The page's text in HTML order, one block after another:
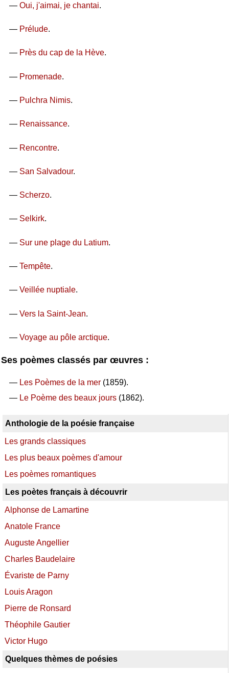
— Oui, j'aimai, je chantai.
— Prélude.
— Près du cap de la Hève.
— Promenade.
— Pulchra Nimis.
— Renaissance.
— Rencontre.
— San Salvadour.
— Scherzo.
— Selkirk.
— Sur une plage du Latium.
— Tempête.
— Veillée nuptiale.
— Vers la Saint-Jean.
— Voyage au pôle arctique.
Ses poèmes classés par œuvres :
— Les Poèmes de la mer(1859).
— Le Poème des beaux jours(1862).
Anthologie de la poésie française
Les grands classiques
Les plus beaux poèmes d'amour
Les poèmes romantiques
Les poètes français à découvrir
Alphonse de Lamartine
Anatole France
Auguste Angellier
Charles Baudelaire
Évariste de Parny
Louis Aragon
Pierre de Ronsard
Théophile Gautier
Victor Hugo
Quelques thèmes de poésies